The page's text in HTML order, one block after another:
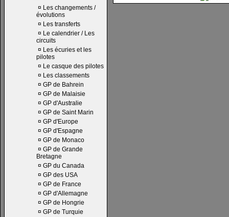
¤ Les changements /
évolutions
¤ Les transferts
¤ Le calendrier / Les
circuits
¤ Les écuries et les
pilotes
¤ Le casque des pilotes
¤ Les classements
¤ GP de Bahrein
¤ GP de Malaisie
¤ GP d'Australie
¤ GP de Saint Marin
¤ GP d'Europe
¤ GP d'Espagne
¤ GP de Monaco
¤ GP de Grande
Bretagne
¤ GP du Canada
¤ GP des USA
¤ GP de France
¤ GP d'Allemagne
¤ GP de Hongrie
¤ GP de Turquie